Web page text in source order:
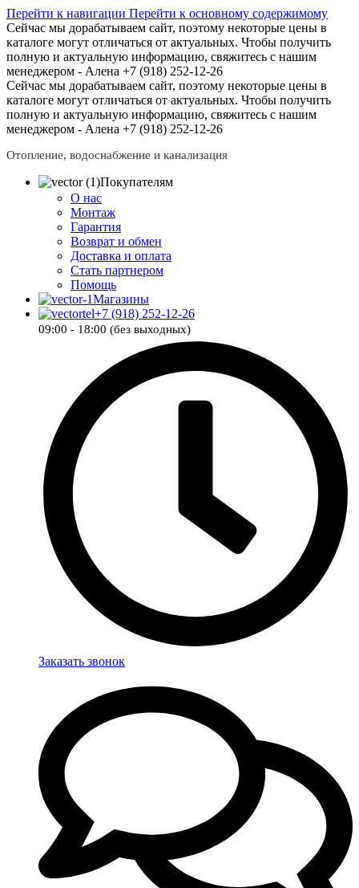
Перейти к навигации Перейти к основному содержимому
Сейчас мы дорабатываем сайт, поэтому некоторые цены в
каталоге могут отличаться от актуальных. Чтобы получить
полную и актуальную информацию, свяжитесь с нашим
менеджером - Алена +7 (918) 252-12-26
Сейчас мы дорабатываем сайт, поэтому некоторые цены в
каталоге могут отличаться от актуальных. Чтобы получить
полную и актуальную информацию, свяжитесь с нашим
менеджером - Алена +7 (918) 252-12-26
Отопление, водоснабжение и канализация
Покупателям
О нас
Монтаж
Гарантия
Возврат и обмен
Доставка и оплата
Стать партнером
Помощь
Магазины
+7 (918) 252-12-26
09:00 - 18:00 (без выходных)
Заказать звонок